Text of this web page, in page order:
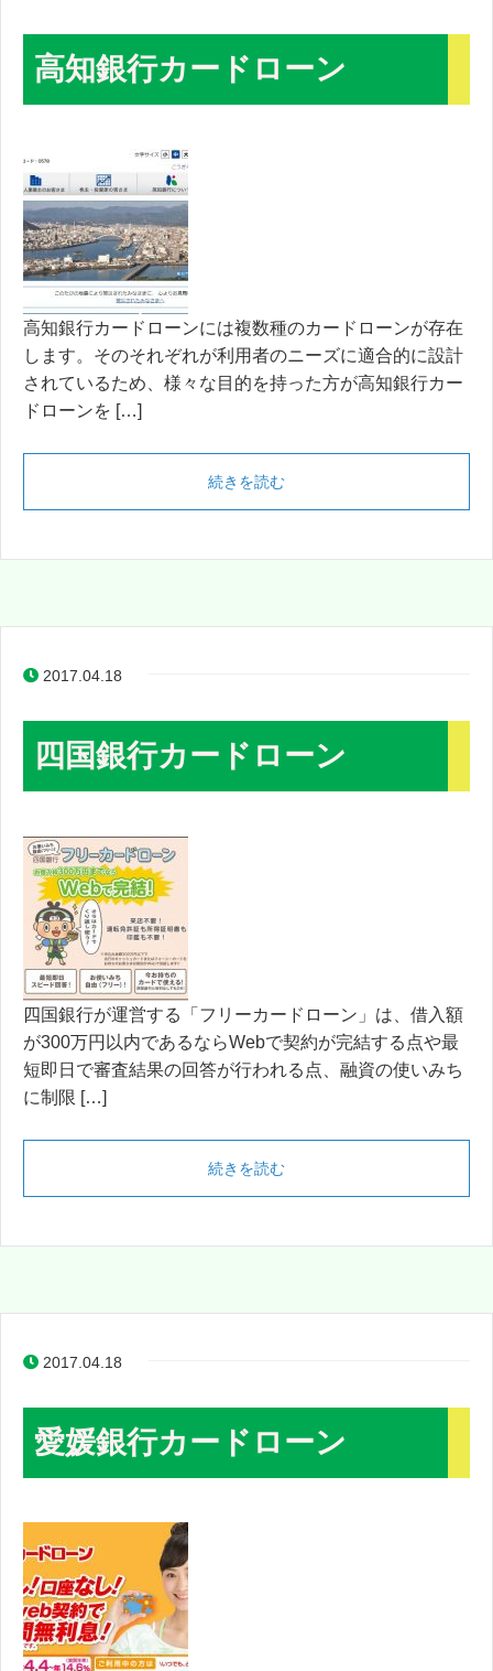
高知銀行カードローン
高知銀行カードローンには複数種のカードローンが存在
します。そのそれぞれが利用者のニーズに適合的に設計
されているため、様々な目的を持った方が高知銀行カー
ドローンを […]
続きを読む
2017.04.18
四国銀行カードローン
四国銀行が運営する「フリーカードローン」は、借入額
が300万円以内であるならWebで契約が完結する点や最
短即日で審査結果の回答が行われる点、融資の使いみち
に制限 […]
続きを読む
2017.04.18
愛媛銀行カードローン